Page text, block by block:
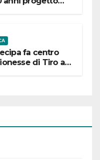
fa centro
di Tiro a